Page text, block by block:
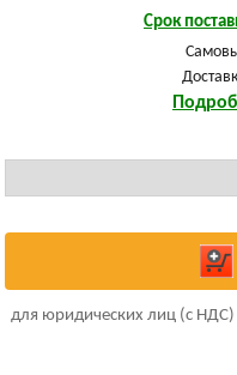
Срок
для юридических лиц (с НДС)